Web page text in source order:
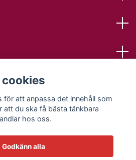
för att anpassa det innehåll som
att du ska få bästa tänkbara
hos oss.
Godkänn alla